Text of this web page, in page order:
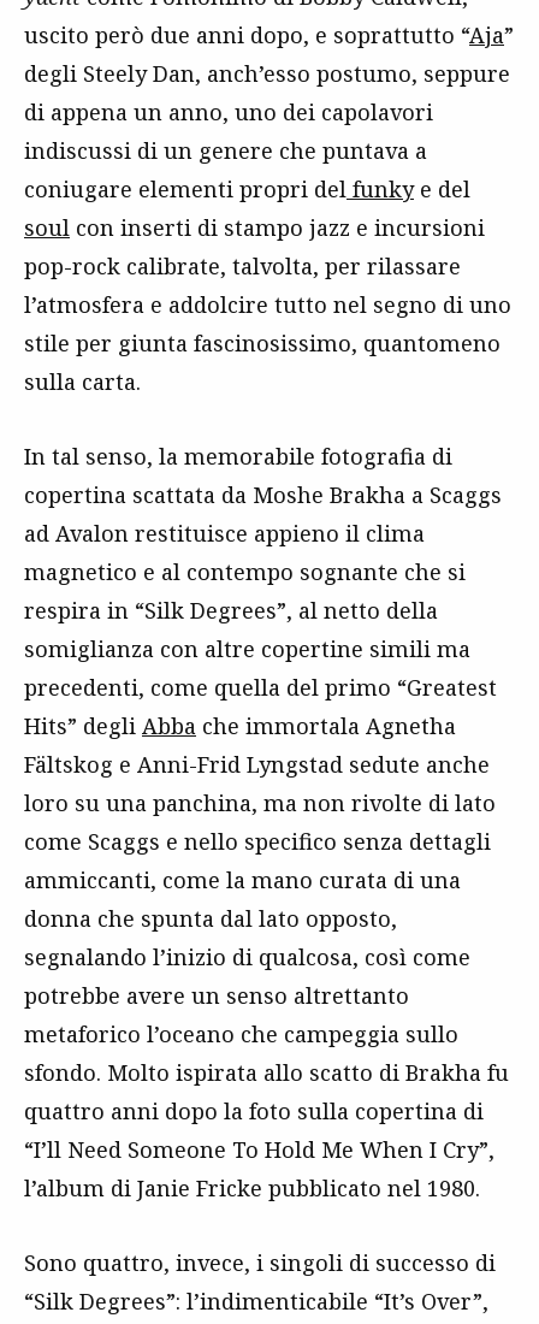
uscito però due anni dopo, e soprattutto “Aja”
degli Steely Dan, anch’esso postumo, seppure
di appena un anno, uno dei capolavori
indiscussi di un genere che puntava a
coniugare elementi propri del funkye del
soul con inserti di stampo jazz e incursioni
pop-rock calibrate, talvolta, per rilassare
l’atmosfera e addolcire tutto nel segno di uno
stile per giunta fascinosissimo, quantomeno
sulla carta.
In tal senso, la memorabile fotografia di
copertina scattata da Moshe Brakha a Scaggs
ad Avalon restituisce appieno il clima
magnetico e al contempo sognante che si
respira in “Silk Degrees”, al netto della
somiglianza con altre copertine simili ma
precedenti, come quella del primo “Greatest
Hits” degli Abba che immortala Agnetha
Fältskog e Anni-Frid Lyngstad sedute anche
loro su una panchina, ma non rivolte di lato
come Scaggs e nello specifico senza dettagli
ammiccanti, come la mano curata di una
donna che spunta dal lato opposto,
segnalando l’inizio di qualcosa, così come
potrebbe avere un senso altrettanto
metaforico l’oceano che campeggia sullo
sfondo. Molto ispirata allo scatto di Brakha fu
quattro anni dopo la foto sulla copertina di
“I’ll Need Someone To Hold Me When I Cry”,
l’album di Janie Fricke pubblicato nel 1980.
Sono quattro, invece, i singoli di successo di
“Silk Degrees”: l’indimenticabile “It’s Over”,